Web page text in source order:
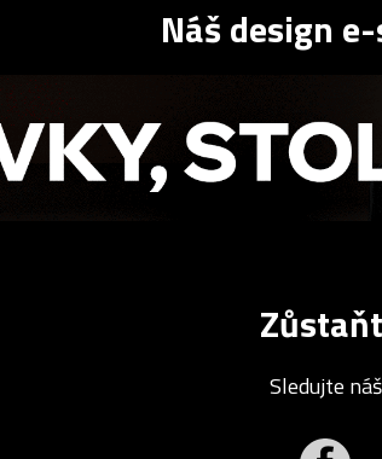
Náš design
Sledujte